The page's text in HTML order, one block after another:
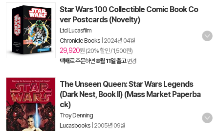
Star Wars 100 Collectible Comic Book Co
ver Postcards (Novelty)
Ltd Lucasfilm
Chronicle Books 2024년 04월
29,920원 (20% 할인 / 1,500원)
택배로 주문하면 8월 11일 출고 변경
The Unseen Queen: Star Wars Legends
(Dark Nest, Book II) (Mass Market Paperba
ck)
Troy Denning
Lucasbooks 2005년 09월